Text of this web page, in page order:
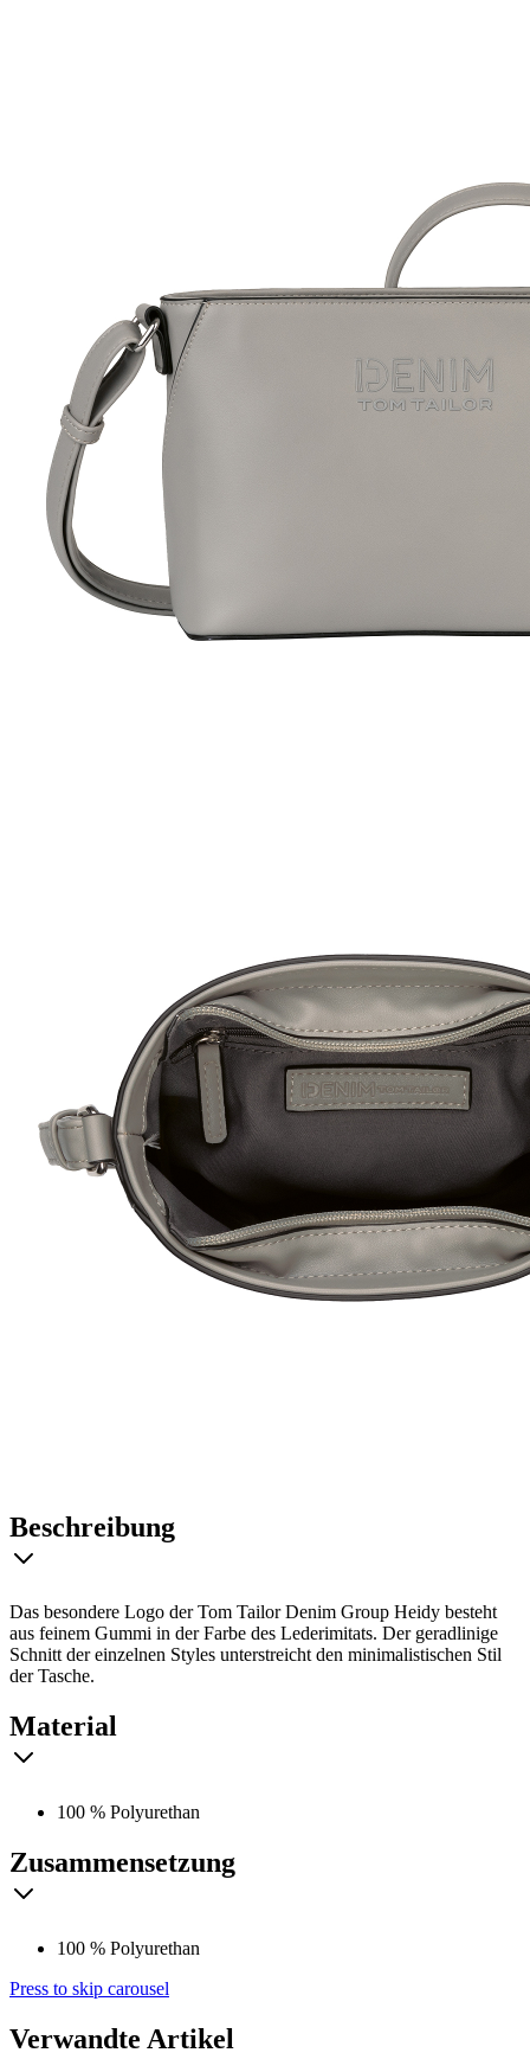
Beschreibung
Das besondere Logo der Tom Tailor Denim Group Heidy besteht
aus feinem Gummi in der Farbe des Lederimitats. Der geradlinige
Schnitt der einzelnen Styles unterstreicht den minimalistischen Stil
der Tasche.
Material
100 % Polyurethan
Zusammensetzung
100 % Polyurethan
Press to skip carousel
Verwandte Artikel